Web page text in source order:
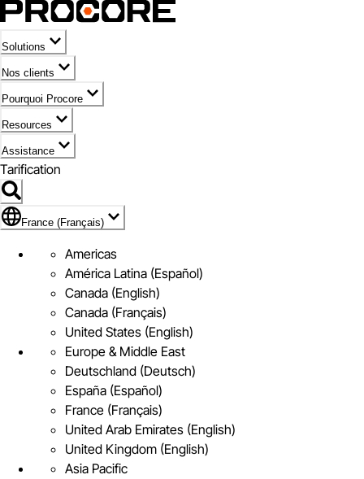
Solutions
Nos clients
Pourquoi Procore
Resources
Assistance
Tarification
Pavillon de France (Français)
France (Français)
Americas
América Latina (Español)
Canada (English)
Canada (Français)
United States (English)
Europe & Middle East
Deutschland (Deutsch)
España (Español)
France (Français)
United Arab Emirates (English)
United Kingdom (English)
Asia Pacific